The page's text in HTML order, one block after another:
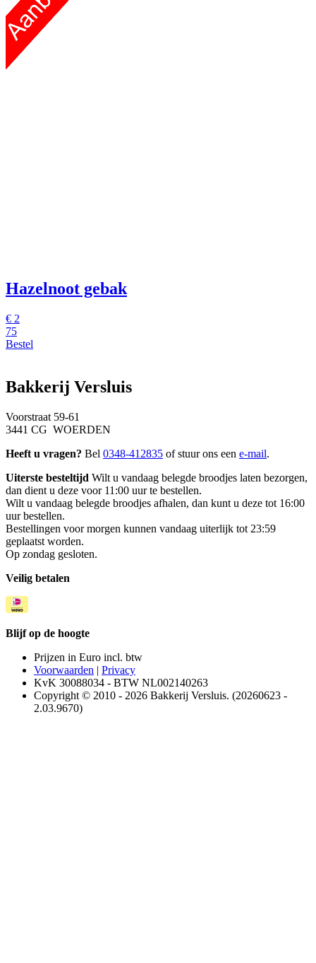
Hazelnoot gebak
€ 2
75
Bestel
Bakkerij Versluis
Voorstraat 59-61
3441 CG WOERDEN
Heeft u vragen? Bel 0348-412835 of stuur ons een e-mail.
Uiterste besteltijd Wilt u vandaag belegde broodjes laten bezorgen,
dan dient u deze voor 11:00 uur te bestellen.
Wilt u vandaag belegde broodjes afhalen, dan kunt u deze tot 16:00
uur bestellen.
Bestellingen voor morgen kunnen vandaag uiterlijk tot 23:59
geplaatst worden.
Op zondag gesloten.
Veilig betalen
Blijf op de hoogte
Prijzen in Euro incl. btw
Voorwaarden | Privacy
KvK 30088034 - BTW NL002140263
Copyright © 2010 - 2026 Bakkerij Versluis. (20260623 -
2.03.9670)